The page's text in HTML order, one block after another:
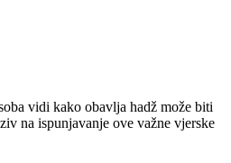
vidi kako obavlja hadž može biti
na ispunjavanje ove važne vjerske